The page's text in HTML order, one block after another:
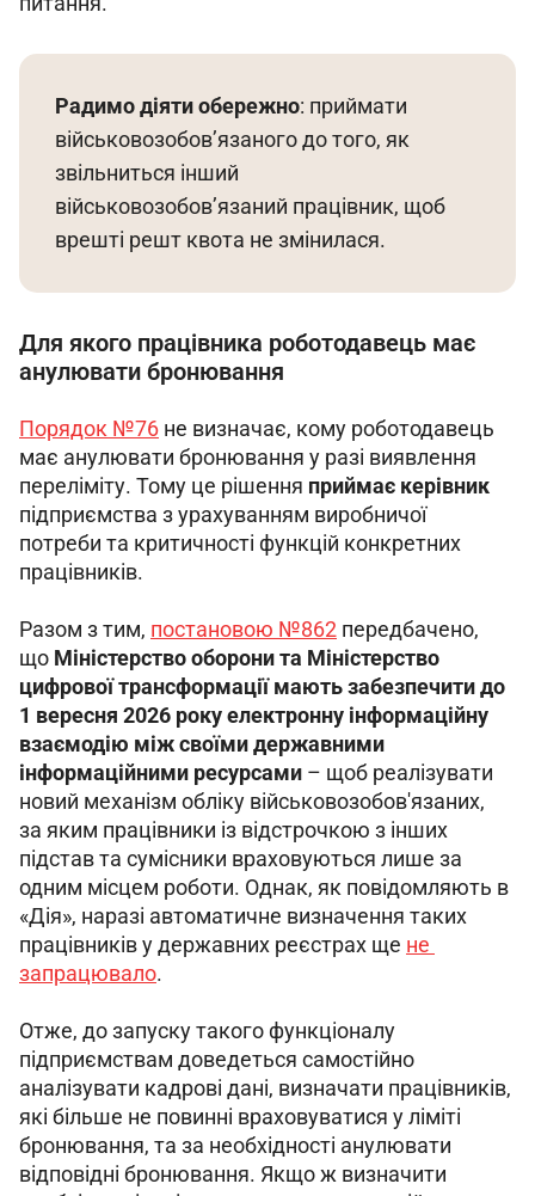
Радимо діяти обережно: приймати
військовозобов’язаного до того, як
звільниться інший
військовозобов’язаний працівник, щоб
врешті решт квота не змінилася.
Для якого працівника роботодавець має
анулювати бронювання
Порядок №76 не визначає, кому роботодавець
має анулювати бронювання у разі виявлення
переліміту. Тому це рішення приймає керівник
підприємства з урахуванням виробничої
потреби та критичності функцій конкретних
працівників.
Разом з тим, постановою №862 передбачено,
що Міністерство оборони та Міністерство
цифрової трансформації мають забезпечити до
1 вересня 2026 року електронну інформаційну
взаємодію між своїми державними
інформаційними ресурсами – щоб реалізувати
новий механізм обліку військовозобов'язаних,
за яким працівники із відстрочкою з інших
підстав та сумісники враховуються лише за
одним місцем роботи. Однак, як повідомляють в
«Дія», наразі автоматичне визначення таких
працівників у державних реєстрах ще не
запрацювало.
Отже, до запуску такого функціоналу
підприємствам доведеться самостійно
аналізувати кадрові дані, визначати працівників,
які більше не повинні враховуватися у ліміті
бронювання, та за необхідності анулювати
відповідні бронювання. Якщо ж визначити